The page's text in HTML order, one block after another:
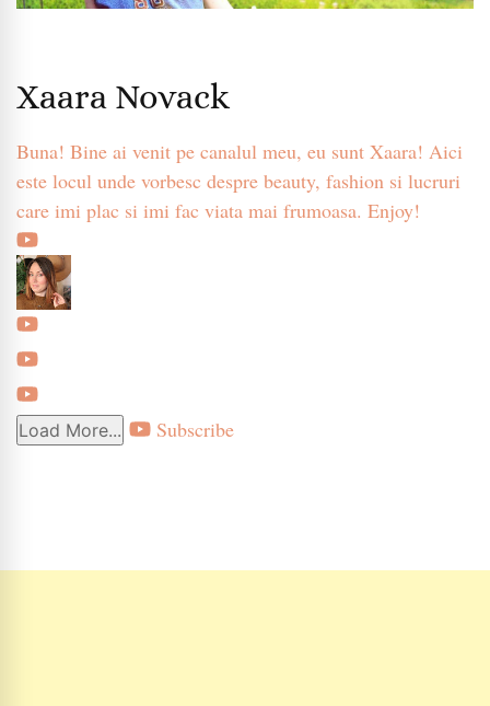
Xaara Novack
Buna! Bine ai venit pe canalul meu, eu sunt Xaara! Aici
este locul unde vorbesc despre beauty, fashion si lucruri
care imi plac si imi fac viata mai frumoasa. Enjoy!
Load More... Subscribe